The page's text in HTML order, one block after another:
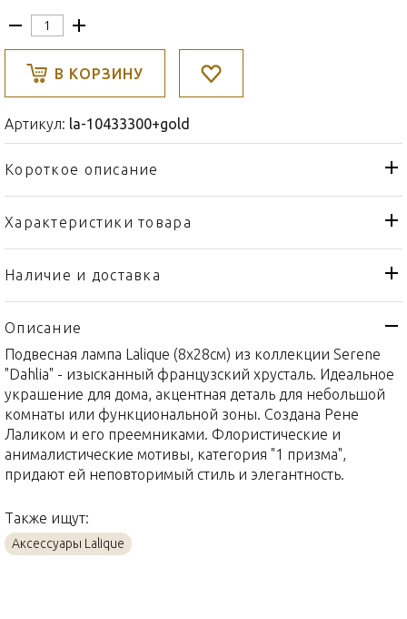
В КОРЗИНУ
Артикул: la-10433300+gold
Короткое описание
Характеристики товара
Тип товара
Лампа
Бренд
Коллекция
Serene
Страна производителя
Материал
Золото, Хрусталь
Объем / Размер
8x28см
Наличие и доставка
Описание
Подвесная лампа Lalique (8x28см) из коллекции Serene
"Dahlia" - изысканный французский хрусталь. Идеальное
украшение для дома, акцентная деталь для небольшой
комнаты или функциональной зоны. Создана Рене
Лаликом и его преемниками. Флористические и
анималистические мотивы, категория "1 призма",
придают ей неповторимый стиль и элегантность.
Также ищут:
Аксессуары Lalique